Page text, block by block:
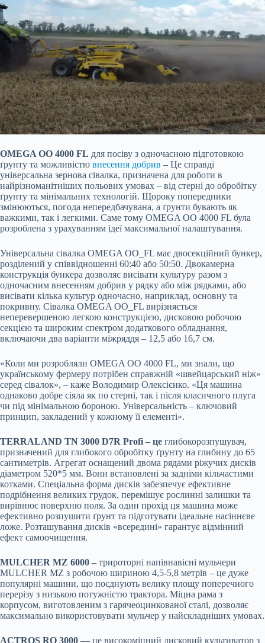
OMEGA OO 4000 FL для посіву з одночасною підготовкою
ґрунту та можливістю внесення добрив – Це справді
універсальна зернова сівалка, призначена для роботи в
найрізноманітніших польових умовах – від стерні до обробітку
ґрунту та мінімальних технологій. Щороку попередники
змінюються, погода непередбачувана, а ґрунти бувають як
важкими, так і легкими. Саме тому OMEGA OO 4000 FL була
розроблена з урахуванням ідеї максимальної налаштування.
Універсальна сівалка OMEGA OO_FL має двосекційний бункер,
розділений у співвідношенні 60:40 або 50:50. Двокамерна
конструкція бункера дозволяє висівати культуру разом з
одночасним внесенням добрив у рядку або між рядками, або
висівати кілька культур одночасно, наприклад, основну та
покривну. Сівалка OMEGA OO_FL вирізняється
неперевершеною легкою конструкцією, дисковою робочою
секцією та широким спектром додаткового обладнання,
включаючи два варіанти міжряддя – 12,5 або 16,7 см.
«Коли ми розробляли OMEGA OO 4000 FL, ми знали, що
українському фермеру потрібен справжній «швейцарський ніж»
серед сівалок», – каже Володимир Олексієнко. «Ця машина
однаково добре сіяла як по стерні, так і після класичного плуга
чи під мінімальною бороною. Універсальність – ключовий
принцип, закладений у кожному її елементі».
TERRALAND TN 3000 D7R Profi – це глибокорозпушувач,
призначений для глибокого обробітку ґрунту на глибину до 65
сантиметрів. Агрегат оснащений двома рядами ріжучих дисків
діаметром 520*5 мм. Вони встановлені за задніми кільчастими
котками. Спеціальна форма дисків забезпечує ефективне
подрібнення великих грудок, перемішує рослинні залишки та
вирівнює поверхню поля. За один прохід ця машина може
ефективно розпушити ґрунт та підготувати ідеальне насіннєве
ложе. Розташування дисків «всередині» гарантує відмінний
ефект самоочищення.
MULCHER MZ 6000 – трироторні напівнавісні мульчери
MULCHER MZ з робочою шириною 4,5-5,8 метрів – це дуже
популярні машини, що поєднують велику площу поперечного
перерізу з низькою потужністю трактора. Міцна рама з
корпусом, виготовленим з гарячеоцинкованої сталі, дозволяє
максимально використовувати мульчер у найскладніших умовах.
ACTROS RO 3000 — це високоміцний дисковий культиватор з